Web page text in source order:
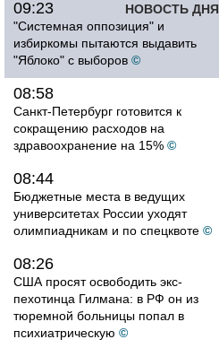
НОВОСТЬ ДНЯ
09:23
"Системная оппозиция" и
избиркомы пытаются выдавить
"Яблоко" с выборов ©
08:58
Санкт-Петербург готовится к
сокращению расходов на
здравоохранение на 15% ©
08:44
Бюджетные места в ведущих
университетах России уходят
олимпиадникам и по спецквоте ©
08:26
США просят освободить экс-
пехотинца Гилмана: в РФ он из
тюремной больницы попал в
психиатрическую ©